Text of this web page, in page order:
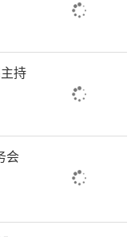
象中，治理前
，如今这里水
地说，现在有
新名片。“其
市坚持‘四
，绿化越来越
。我们的城市
持
会